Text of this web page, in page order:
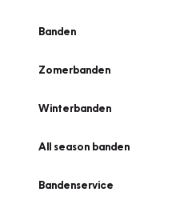
Banden
Zomerbanden
Winterbanden
All season banden
Bandenservice